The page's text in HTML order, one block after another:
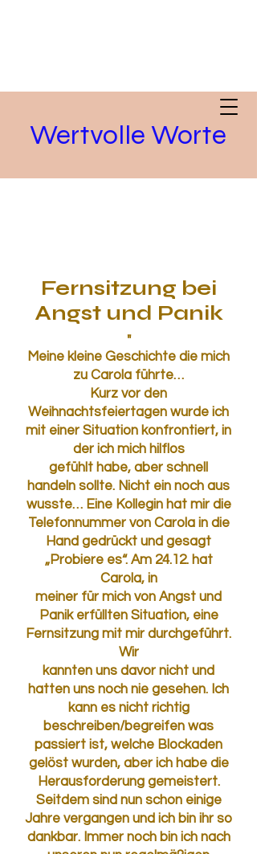
Wertvolle Worte
Fernsitzung bei
Angst und Panik
"
Meine kleine Geschichte die mich
zu Carola führte…
Kurz vor den
Weihnachtsfeiertagen wurde ich
mit einer Situation konfrontiert, in
der ich mich hilflos
gefühlt habe, aber schnell
handeln sollte. Nicht ein noch aus
wusste… Eine Kollegin hat mir die
Telefonnummer von Carola in die
Hand gedrückt und gesagt
„Probiere es“. Am 24.12. hat
Carola, in
meiner für mich von Angst und
Panik erfüllten Situation, eine
Fernsitzung mit mir durchgeführt.
Wir
kannten uns davor nicht und
hatten uns noch nie gesehen. Ich
kann es nicht richtig
beschreiben/begreifen was
passiert ist, welche Blockaden
gelöst wurden, aber ich habe die
Herausforderung gemeistert.
Seitdem sind nun schon einige
Jahre vergangen und ich bin ihr so
dankbar. Immer noch bin ich nach